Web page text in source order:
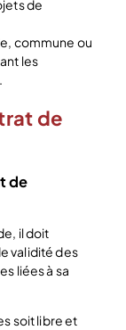
de
commune ou
les
de
de
il doit
validité des
liées à sa
soit libre et